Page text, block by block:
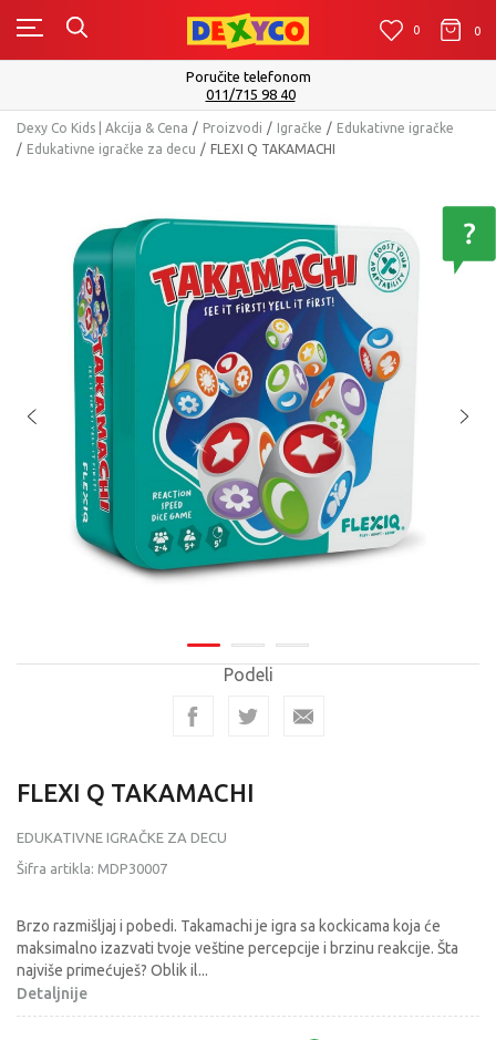
0 0 0
Poručite telefonom
011/715 98 40
Dexy Co Kids | Akcija & Cena Proizvodi Igračke
Edukativne igračke
Edukativne igračke za decu
FLEXI Q TAKAMACHI
Podeli
FLEXI Q TAKAMACHI
EDUKATIVNE IGRAČKE ZA DECU
Šifra artikla: MDP30007
Brzo razmišljaj i pobedi. Takamachi je igra sa kockicama koja će
maksimalno izazvati tvoje veštine percepcije i brzinu reakcije. Šta
najviše primećuješ? Oblik il...
Detaljnije